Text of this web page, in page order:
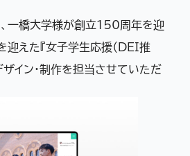
一橋大学様が創立150周年を迎
えた『女子学生応援（DEI推
ザイン・制作を担当させていただ